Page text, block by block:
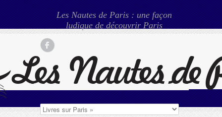
Les Nautes de Paris : une façon
ludique de découvrir Paris